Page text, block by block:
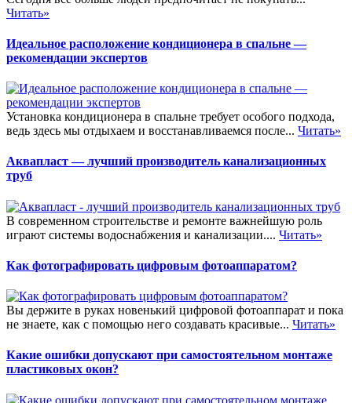
Читать»
Идеальное расположение кондиционера в спальне —
рекомендации экспертов
Установка кондиционера в спальне требует особого подхода,
ведь здесь мы отдыхаем и восстанавливаемся после... Читать»
Аквапласт — лучший производитель канализационных
труб
В современном строительстве и ремонте важнейшую роль
играют системы водоснабжения и канализации.... Читать»
Как фотографировать цифровым фотоаппаратом?
Вы держите в руках новенький цифровой фотоаппарат и пока
не знаете, как с помощью него создавать красивые... Читать»
Какие ошибки допускают при самостоятельном монтаже
пластиковых окон?